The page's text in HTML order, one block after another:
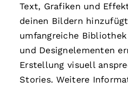
Text, Grafiken und
deinen Bildern
umfangreiche
und Designelementen
Erstellung visuell
Stories. Weitere